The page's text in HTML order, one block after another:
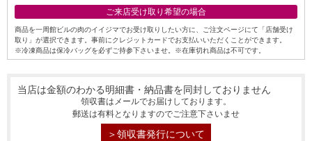
ご来店受け取り希望の場合
商品を一周館ビルの肉のイイジマでお受け取りしたい方に、ご注文ページにて「店舗受け
取り」が選択できます。事前にクレジットカードでお支払いいただくことができます。
※冷凍商品は保冷バッグを必ずご持参下さいませ。※在庫切れ商品は不可です。
当店は金額のわかる明細書・納品書を同封しておりません
領収書はメールでお届けしております。
郵送は有料となりますのでご注意下さいませ
＞領収書発行について